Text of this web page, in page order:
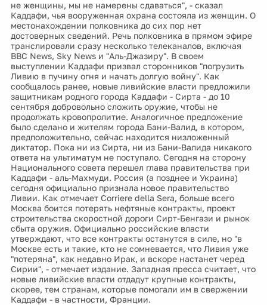
не женщины, мы не намерены сдаваться", - сказал
Каддафи, чья вооруженная охрана состояла из женщин. О
местонахождении полковника до сих пор нет
достоверных сведений. Речь полковника в прямом эфире
транслировали сразу несколько телеканалов, включая
BBC News, Sky News и "Аль-Джазиру". В своем
выступлении Каддафи призвал сторонников "погрузить
Ливию в пучину огня и начать долгую войну". Как
сообщалось ранее, новые ливийские власти предложили
защитникам родного города Каддафи - Сирта - до 10
сентября добровольно сложить оружие, чтобы не
продолжать кровопролитие. Аналогичное предложение
было сделано и жителям города Бани-Валид, в котором,
предположительно, сейчас находится низложенный
диктатор. Пока ни из Сирта, ни из Бани-Валида никакого
ответа на ультиматум не поступало. Сегодня на сторону
Национального совета перешел глава правительства при
Каддафи - аль-Махмуди. Россия (а позднее и Украина)
сегодня официально признала новое правительство
Ливии. Как отмечает Corriere della Sera, больше всего
Москва боится потерять нефтяные контракты, проект
строительства скоростной дороги Сирт-Бенгази и рынок
сбыта оружия. Официально российские власти
утверждают, что все контракты останутся в силе, но "в
Москве есть и такие, кто не сомневается, что Ливия уже
"потеряна", как недавно Ирак, и вскоре настанет черед
Сирии", - отмечает издание. Западная пресса считает, что
новые ливийские власти отдадут крупные контракты,
скорее, тем странам, которые помогали им в свержении
Каддафи - в частности, Франции.